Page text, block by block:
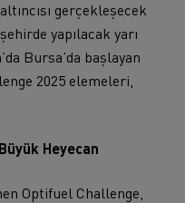
gerçekleşecek
yapılacak yarı
Bursa’da başlayan
2025 elemeleri,
Heyecan
Optifuel Challenge,